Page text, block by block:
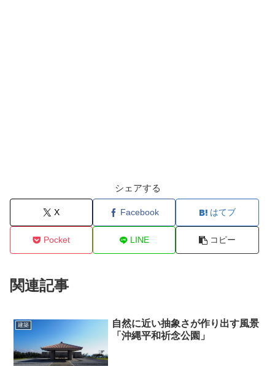
シェアする
X Facebook はてブ
Pocket LINE コピー
関連記事
建築
自然に近い抽象さが作り出す風景
「沖縄平和祈念公園」